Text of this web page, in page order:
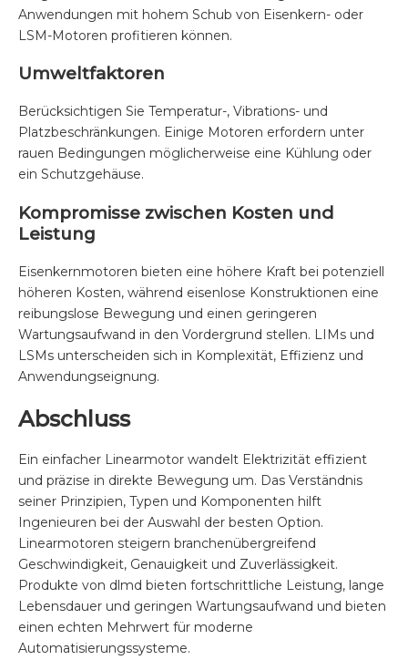
Anwendungen mit hohem Schub von Eisenkern- oder
LSM-Motoren profitieren können.
Umweltfaktoren
Berücksichtigen Sie Temperatur-, Vibrations- und
Platzbeschränkungen. Einige Motoren erfordern unter
rauen Bedingungen möglicherweise eine Kühlung oder
ein Schutzgehäuse.
Kompromisse zwischen Kosten und
Leistung
Eisenkernmotoren bieten eine höhere Kraft bei potenziell
höheren Kosten, während eisenlose Konstruktionen eine
reibungslose Bewegung und einen geringeren
Wartungsaufwand in den Vordergrund stellen. LIMs und
LSMs unterscheiden sich in Komplexität, Effizienz und
Anwendungseignung.
Abschluss
Ein einfacher Linearmotor wandelt Elektrizität effizient
und präzise in direkte Bewegung um. Das Verständnis
seiner Prinzipien, Typen und Komponenten hilft
Ingenieuren bei der Auswahl der besten Option.
Linearmotoren steigern branchenübergreifend
Geschwindigkeit, Genauigkeit und Zuverlässigkeit.
Produkte von dlmd bieten fortschrittliche Leistung, lange
Lebensdauer und geringen Wartungsaufwand und bieten
einen echten Mehrwert für moderne
Automatisierungssysteme.